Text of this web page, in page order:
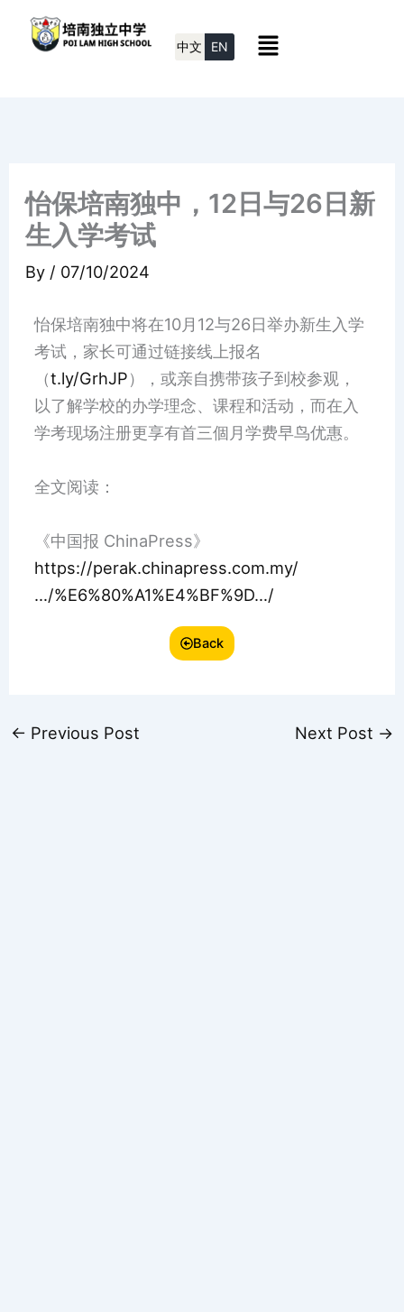
中文 EN Menu
怡保培南独中，12日与26日新
生入学考试
By / 07/10/2024
怡保培南独中将在10月12与26日举办新生入学
考试，家长可通过链接线上报名
（t.ly/GrhJP），或亲自携带孩子到校参观，
以了解学校的办学理念、课程和活动，而在入
学考现场注册更享有首三個月学费早鸟优惠。
全文阅读：
《中国报 ChinaPress》
https://perak.chinapress.com.my/
…/%E6%80%A1%E4%BF%9D…/
Back
← Previous Post Next Post →